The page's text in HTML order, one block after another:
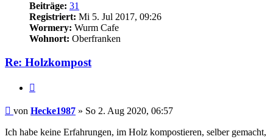
Beiträge: 31
Registriert: Mi 5. Jul 2017, 09:26
Wormery: Wurm Cafe
Wohnort: Oberfranken
Re: Holzkompost
Beitrag
von Hecke1987 » So 2. Aug 2020, 06:57
Ich habe keine Erfahrungen, im Holz kompostieren, selber gemacht,